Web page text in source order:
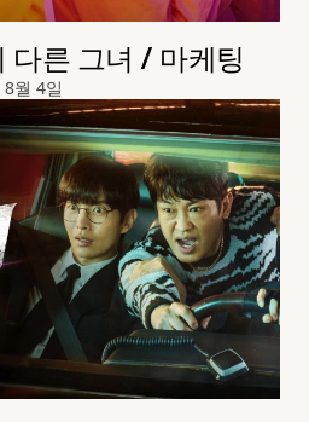
다른 그녀 / 마케팅
월 4일